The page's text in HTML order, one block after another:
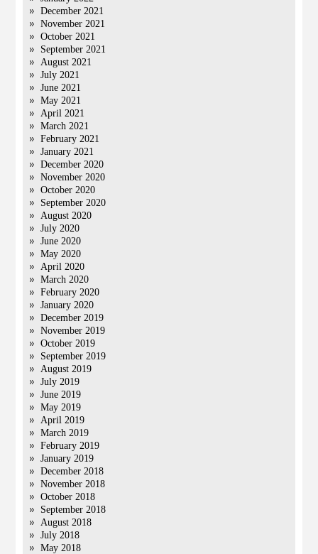
December 2021
November 2021
October 2021
September 2021
August 2021
July 2021
June 2021
May 2021
April 2021
March 2021
February 2021
January 2021
December 2020
November 2020
October 2020
September 2020
August 2020
July 2020
June 2020
May 2020
April 2020
March 2020
February 2020
January 2020
December 2019
November 2019
October 2019
September 2019
August 2019
July 2019
June 2019
May 2019
April 2019
March 2019
February 2019
January 2019
December 2018
November 2018
October 2018
September 2018
August 2018
July 2018
May 2018